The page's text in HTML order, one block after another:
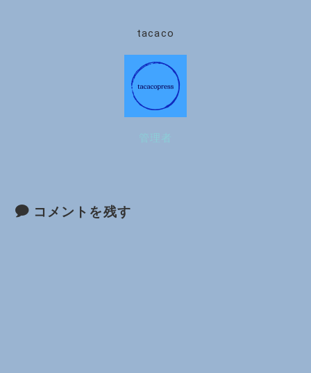
tacaco
管理者
コメントを残す